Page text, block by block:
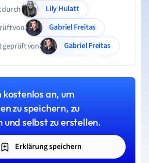
durch
Lily Hulatt
von
Gabriel Freitas
geprüft von
Gabriel Freitas
kostenlos an, um
zu speichern, zu
selbst zu erstellen.
Erklärung speichern